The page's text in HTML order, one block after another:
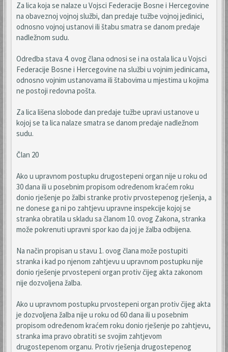
Za lica koja se nalaze u Vojsci Federacije Bosne i Hercegovine
na obaveznoj vojnoj službi, dan predaje tužbe vojnoj jedinici,
odnosno vojnoj ustanovi ili štabu smatra se danom predaje
nadležnom sudu.
Odredba stava 4. ovog člana odnosi se i na ostala lica u Vojsci
Federacije Bosne i Hercegovine na službi u vojnim jedinicama,
odnosno vojnim ustanovama ili štabovima u mjestima u kojima
ne postoji redovna pošta.
Za lica lišena slobode dan predaje tužbe upravi ustanove u
kojoj se ta lica nalaze smatra se danom predaje nadležnom
sudu.
Član 20
Ako u upravnom postupku drugostepeni organ nije u roku od
30 dana ili u posebnim propisom određenom kraćem roku
donio rješenje po žalbi stranke protiv prvostepenog rješenja, a
ne donese ga ni po zahtjevu upravne inspekcije kojoj se
stranka obratila u skladu sa članom 10. ovog Zakona, stranka
može pokrenuti upravni spor kao da joj je žalba odbijena.
Na način propisan u stavu 1. ovog člana može postupiti
stranka i kad po njenom zahtjevu u upravnom postupku nije
donio rješenje prvostepeni organ protiv čijeg akta zakonom
nije dozvoljena žalba.
Ako u upravnom postupku prvostepeni organ protiv čijeg akta
je dozvoljena žalba nije u roku od 60 dana ili u posebnim
propisom određenom kraćem roku donio rješenje po zahtjevu,
stranka ima pravo obratiti se svojim zahtjevom
drugostepenom organu. Protiv rješenja drugostepenog